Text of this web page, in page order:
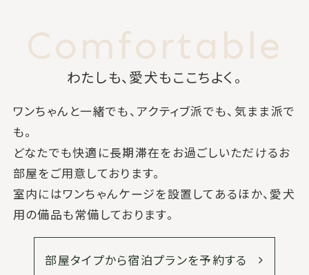
Comfortable
わたしも、愛犬もここちよく。
ワンちゃんと一緒でも、アクティブ派でも、気まま派で
も。
どなたでも快適に長期滞在をお過ごしいただけるお
部屋をご用意しております。
室内にはワンちゃんケージを設置してあるほか、愛犬
用の備品も常備しております。
部屋タイプから宿泊プランを予約する
法人契約のお客様
マイページログイン
新着情報 お問い合わせ 宿泊約款